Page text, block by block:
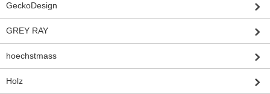
GeckoDesign
GREY RAY
hoechstmass
Holz